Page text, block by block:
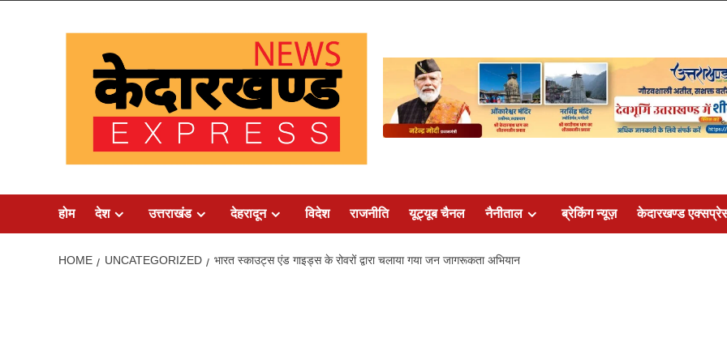
होम देश उत्तराखंड देहरादून विदेश राजनीति यूट्यूब चैनल नैनीताल ब्रेकिंग न्यूज़ केदारखण्ड
HOME UNCATEGORIZED भारत स्काउट्स एंड गाइड्स के रोवरों द्वारा चलाया गया जन जागरूकता अभियान